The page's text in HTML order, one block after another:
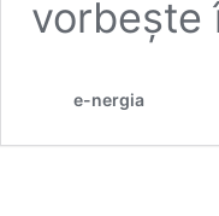
e-nergia